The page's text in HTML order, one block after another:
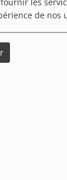
de nos